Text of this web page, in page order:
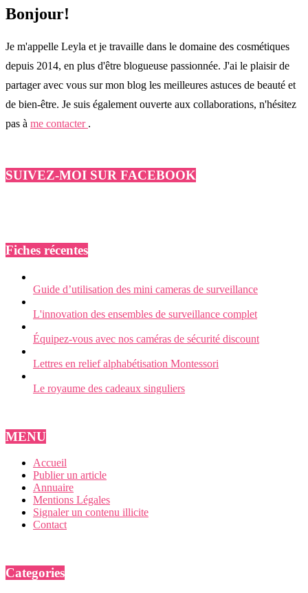
Bonjour!
Je m'appelle Leyla et je travaille dans le domaine des cosmétiques
depuis 2014, en plus d'être blogueuse passionnée. J'ai le plaisir de
partager avec vous sur mon blog les meilleures astuces de beauté et
de bien-être. Je suis également ouverte aux collaborations, n'hésitez
pas à me contacter .
SUIVEZ-MOI SUR FACEBOOK
Fiches récentes
Guide d’utilisation des mini cameras de surveillance
L'innovation des ensembles de surveillance complet
Équipez-vous avec nos caméras de sécurité discount
Lettres en relief alphabétisation Montessori
Le royaume des cadeaux singuliers
MENU
Accueil
Publier un article
Annuaire
Mentions Légales
Signaler un contenu illicite
Contact
Categories